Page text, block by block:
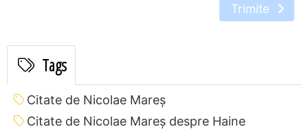
Trimite
Tags
Citate de Nicolae Mareș
Citate de Nicolae Mareș despre Haine